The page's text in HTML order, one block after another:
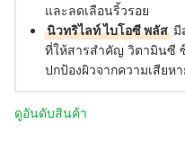
และลดเลือนริ้วรอย
นิวทริไลท์ ไบโอซี พลัส มี
ที่ให้สารสำคัญ วิตามินซี
ปกป้องผิวจากความเสียห
ดูอันดับสินค้า